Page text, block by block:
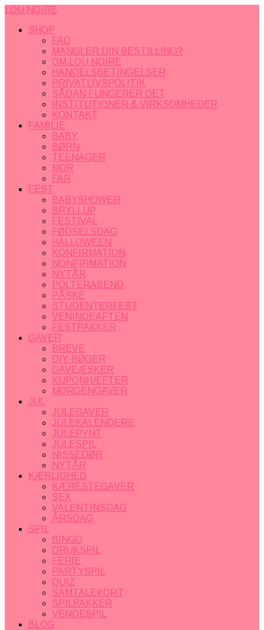
LOU NOIRE
SHOP
FAQ
MANGLER DIN BESTILLING?
OM LOU NOIRE
HANDELSBETINGELSER
PRIVATLIVSPOLITIK
SÅDAN FUNGERER DET
INSTITUTIONER & VIRKSOMHEDER
KONTAKT
FAMILIE
BABY
BØRN
TEENAGER
MOR
FAR
FEST
BABYSHOWER
BRYLLUP
FESTIVAL
FØDSELSDAG
HALLOWEEN
KONFIRMATION
NONFIRMATION
NYTÅR
POLTERABEND
PÅSKE
STUDENTERFEST
VENINDEAFTEN
FESTPAKKER
GAVER
BREVE
DIY-BØGER
GAVEÆSKER
KUPONHÆFTER
MORGENGAVER
JUL
JULEGAVER
JULEKALENDERE
JULEPYNT
JULESPIL
NISSEDØR
NYTÅR
KÆRLIGHED
KÆRESTEGAVER
SEX
VALENTINSDAG
ÅRSDAG
SPIL
BINGO
DRUKSPIL
FERIE
PARTYSPIL
QUIZ
SAMTALEKORT
SPILPAKKER
VENDESPIL
BLOG